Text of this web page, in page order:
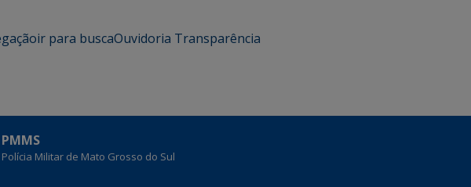
ir para buscaOuvidoria Transparência
PMMS
Polícia Militar de Mato Grosso do Sul